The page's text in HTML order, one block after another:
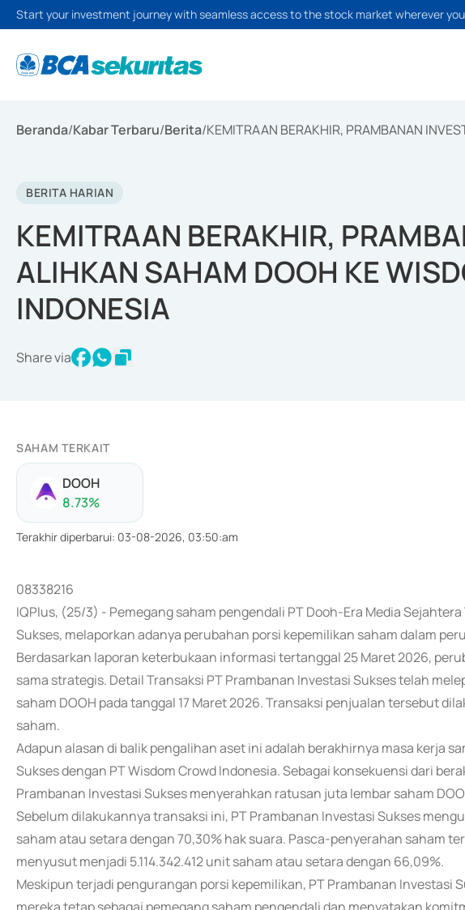
Start your investment journey with seamless access to the stock market wherever
Beranda/Kabar Terbaru/Berita/KEMITRAAN BERAKHIR, PRAMBANAN
BERITA HARIAN
KEMITRAAN BERAKHIR,
ALIHKAN SAHAM DOOH KE
INDONESIA
Share via
SAHAM TERKAIT
DOOH
8.73%
Terakhir diperbarui: 03-08-2026, 03:50:am
08338216
IQPlus, (25/3) - Pemegang saham pengendali PT Dooh-Era Media
Sukses, melaporkan adanya perubahan porsi kepemilikan saham dalam
Berdasarkan laporan keterbukaan informasi tertanggal 25 Maret 2026,
sama strategis. Detail Transaksi PT Prambanan Investasi Sukses telah
saham DOOH pada tanggal 17 Maret 2026. Transaksi penjualan tersebut
saham.
Adapun alasan di balik pengalihan aset ini adalah berakhirnya masa kerja
Sukses dengan PT Wisdom Crowd Indonesia. Sebagai konsekuensi dari
Prambanan Investasi Sukses menyerahkan ratusan juta lembar saham
Sebelum dilakukannya transaksi ini, PT Prambanan Investasi Sukses
saham atau setara dengan 70,30% hak suara. Pasca-penyerahan saham
menyusut menjadi 5.114.342.412 unit saham atau setara dengan 66,09%.
Meskipun terjadi pengurangan porsi kepemilikan, PT Prambanan Investasi